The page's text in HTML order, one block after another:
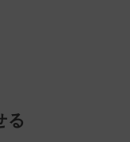
る